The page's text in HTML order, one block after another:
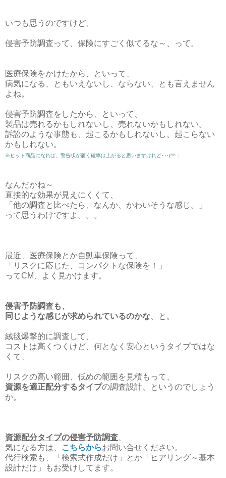
いつも思うのですけど、
侵害予防調査って、保険にすごく似てるな～、って。
医療保険をかけたから、といって、
病気になる、ともいえないし、ならない、とも言えません
よね。
侵害予防調査をしたから、といって、
製品は売れるかもしれないし、売れないかもしれない。
訴訟のような事態も、起こるかもしれないし、起こらない
かもしれない。
※ヒット商品になれば、警告状が届く確率は上がると思いますけれど･･･(^^；
なんだかね～
直接的な効果が見えにくくて、
「他の調査と比べたら、なんか、かわいそうな感じ。」
って思うわけですよ。。。
最近、医療保険とか自動車保険って、
「リスクに応じた、コンパクトな保険を！」
ってCM、よく見かけます。
侵害予防調査も、
同じような感じが求められているのかな 、と。
絨毯爆撃的に調査して、
コストは高くつくけど、何となく安心というタイプではな
くて、
リスクの高い範囲、低めの範囲を見積もって、
資源を適正配分するタイプの調査設計、というのでしょう
か。
資源配分タイプの侵害予防調査
気になる方は、
こちらからお問い合せください。
代行検索も、「検索式作成だけ」とか「ヒアリング～基本
設計だけ」もお受けしてます。